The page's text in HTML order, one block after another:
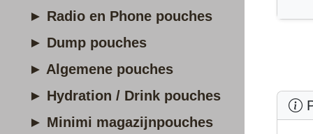
► Radio en Phone pouches
► Dump pouches
► Algemene pouches
► Hydration / Drink pouches
► Minimi magazijnpouches